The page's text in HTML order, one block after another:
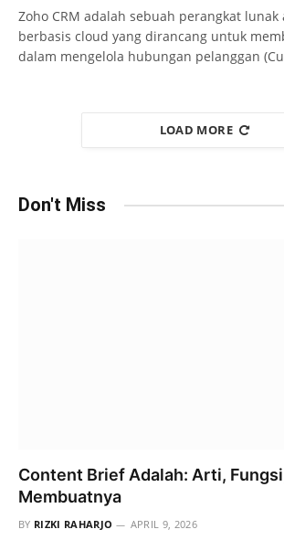
Zoho CRM adalah sebuah perangkat lunak
berbasis cloud yang dirancang untuk
dalam mengelola hubungan pelanggan
LOAD MORE
Don't Miss
Content Brief Adalah: Arti,
Membuatnya
BY RIZKI RAHARJO APRIL 9, 2026